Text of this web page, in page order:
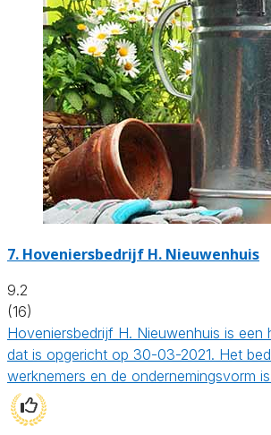
7. Hoveniersbedrijf H. Nieuwenhuis
9.2
(16)
Hoveniersbedrijf H. Nieuwenhuis is een
dat is opgericht op 30-03-2021. Het
werknemers en de ondernemingsvorm